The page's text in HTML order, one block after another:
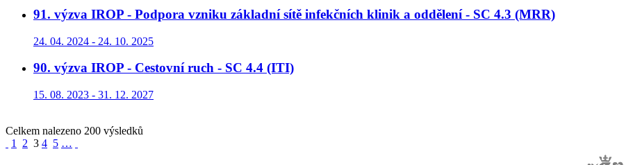
91. výzva IROP - Podpora vzniku základní sítě infekčních klinik a oddělení - SC 4.3 (MRR)
24. 04. 2024 - 24. 10. 2025
90. výzva IROP - Cestovní ruch - SC 4.4 (ITI)
15. 08. 2023 - 31. 12. 2027
Celkem nalezeno 200 výsledků
1
2 3 4 5 …